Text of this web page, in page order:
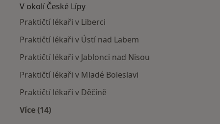
V okolí České Lípy
Praktičtí lékaři v Liberci
Praktičtí lékaři v Ústí nad Labem
Praktičtí lékaři v Jablonci nad Nisou
Praktičtí lékaři v Mladé Boleslavi
Praktičtí lékaři v Děčíně
Více (14)